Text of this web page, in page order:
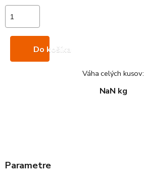
Do košíka
Váha celých kusov:
NaN kg
Parametre